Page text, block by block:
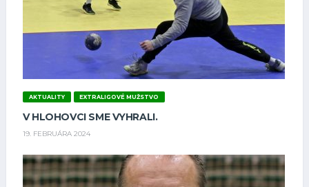
AKTUALITY EXTRALIGOVÉ MUŽSTVO
V HLOHOVCI SME VYHRALI.
19. FEBRUÁRA 2024